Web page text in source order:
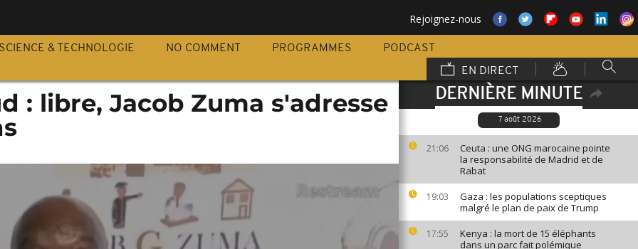
Rejoignez-nous
SCIENCE & TECHNOLOGIE NO COMMENT PROGRAMMES
PODCAST
EN DIRECT
DERNIÈRE MINUTE
7 août 2026
21:06
Ceuta : une ONG marocaine pointe
la responsabilité de Madrid et de
Rabat
19:03
Gaza : les populations sceptiques
malgré le plan de paix de Trump
17:55
Kenya : la mort de 15 éléphants
dans un parc fait polémique
: libre, Jacob Zuma s'adresse